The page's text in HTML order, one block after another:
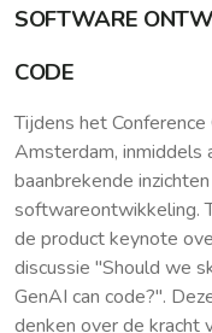
SOFTWARE
CODE
Tijdens het
Amsterdam, inmiddels
baanbrekende
softwareontwikkeling.
de product keynote
discussie "Should we
GenAI can code?".
denken over de kracht